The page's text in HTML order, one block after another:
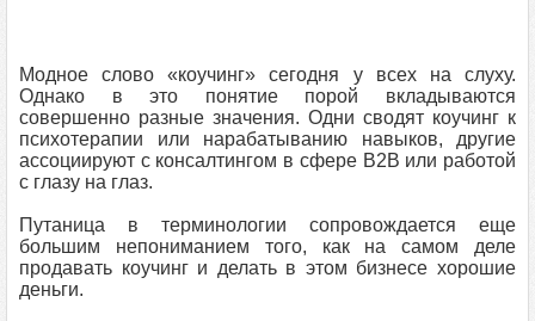
Модное слово «коучинг» сегодня у всех на слуху.
Однако в это понятие порой вкладываются
совершенно разные значения. Одни сводят коучинг к
психотерапии или нарабатыванию навыков, другие
ассоциируют с консалтингом в сфере В2В или работой
с глазу на глаз.
Путаница в терминологии сопровождается еще
большим непониманием того, как на самом деле
продавать коучинг и делать в этом бизнесе хорошие
деньги.